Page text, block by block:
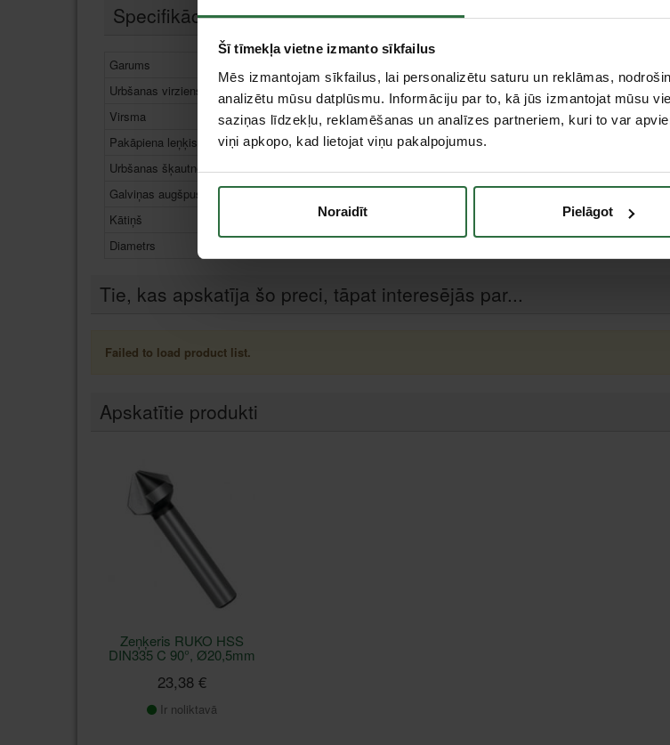
Šī tīmekļa vietne izmanto sīkfailus
Mēs izmantojam sīkfailus, lai personalizētu saturu un reklāmas,
analizētu mūsu datplūsmu. Informāciju par to, kā jūs izmantojat mūsu
saziņas līdzekļu, reklamēšanas un analīzes partneriem, kuri to var
viņi apkopo, kad lietojat viņu pakalpojumus.
Noraidīt Pielāgot
Apraksts
Ideāls instruments, lai
apkures tehniku,
automašīnu un aviācijas
Specifikācija
Garums
Urbšanas virziens
Griešanās pa labi
Virsma
Gaiša
Pakāpiena leņķis
90°
Urbšanas šķautnes
90°
Galviņas augšpuses diametrs
3,5 mm
Kātiņš
10 mm
Diametrs
Tie, kas apskatīja šo preci, tāpat interesējās par...
Failed to load product list.
Apskatītie produkti
Zeņķeris RUKO HSS
DIN335 C 90°, Ø20,5mm
23,38 €
Ir noliktavā